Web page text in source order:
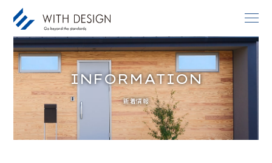
お知らせ / INFORMATION
人生設計 / LIFE PLAN
ご挨拶・会社概要 / ABOUT
INFORMATION
新着情報